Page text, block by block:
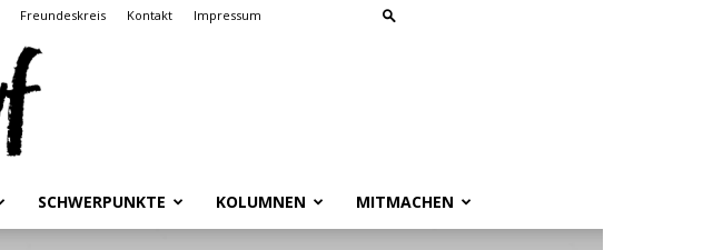
Freundeskreis Kontakt Impressum
SCHWERPUNKTE KOLUMNEN MITMACHEN